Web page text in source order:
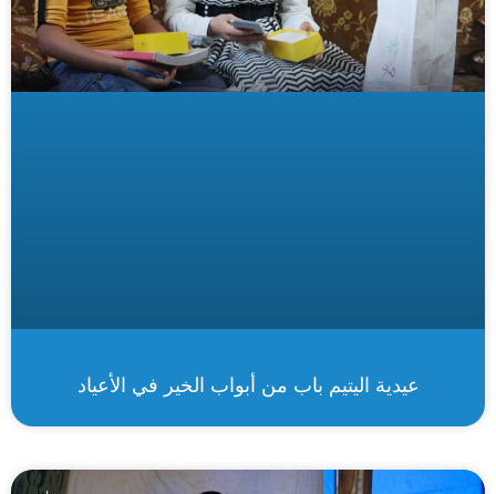
عيدية اليتيم باب من أبواب الخير في الأعياد